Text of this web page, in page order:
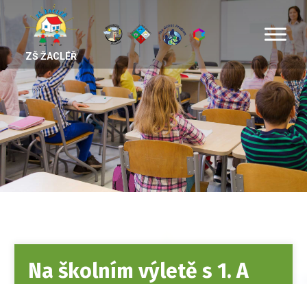
ZŠ ŽACLÉŘ
Na školním výletě s 1. A